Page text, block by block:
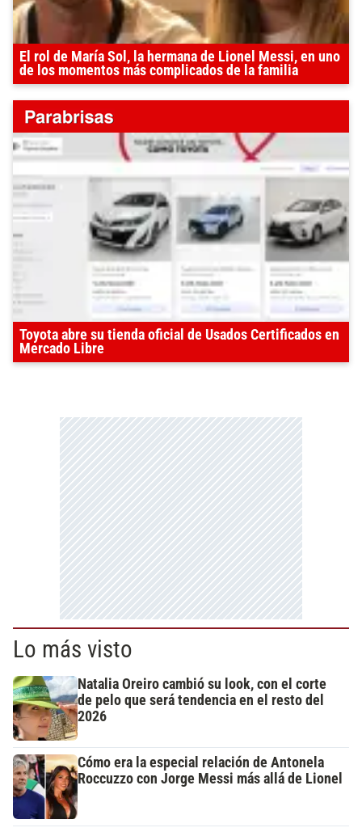
El rol de María Sol, la hermana de Lionel Messi, en uno
de los momentos más complicados de la familia
Toyota abre su tienda oficial de Usados Certificados en
Mercado Libre
Lo más visto
Natalia Oreiro cambió su look, con el corte
de pelo que será tendencia en el resto del
2026
Cómo era la especial relación de Antonela
Roccuzzo con Jorge Messi más allá de Lionel